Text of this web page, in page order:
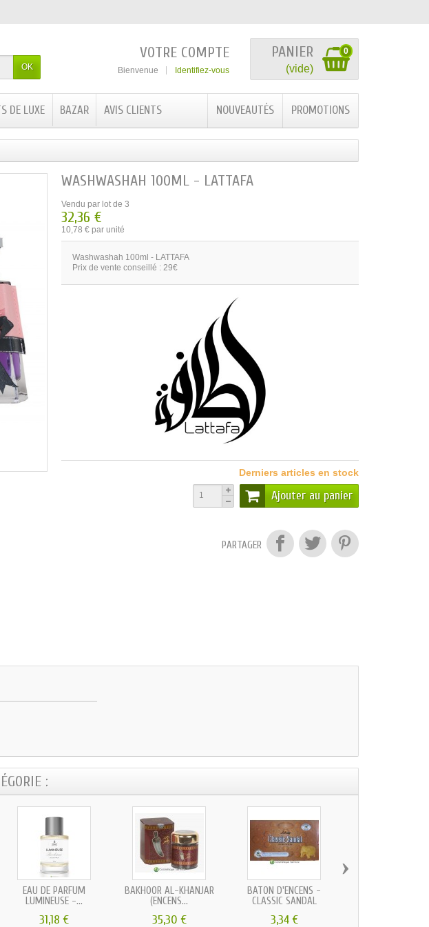
OK
PANIER
(vide)
0
VOTRE COMPTE
Bienvenue Identifiez-vous
PROMOTIONS
NOUVEAUTÉS
DE LUXE BAZAR AVIS CLIENTS
WASHWASHAH 100ML - LATTAFA
Vendu par lot de 3
32,36 €
10,78 € par unité
Washwashah 100ml - LATTAFA
Prix de vente conseillé : 29€
Derniers articles en stock
Ajouter au panier
PARTAGER
:
EAU DE PARFUM
LUMINEUSE -...
31,18 €
BAKHOOR AL-KHANJAR
(ENCENS...
35,30 €
BÂTON D'ENCENS -
CLASSIC SANDAL
3,34 €
›